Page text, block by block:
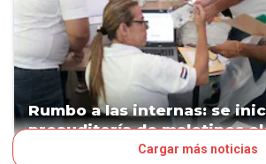
Rumbo a las internas: se
preauditoría de maletines
Cargar más noticias